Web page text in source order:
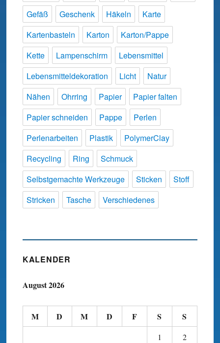
Gefäß
Geschenk Häkeln
Karte
Kartenbasteln
Karton
Karton/Pappe
Kette
Lampenschirm
Lebensmittel
Lebensmitteldekoration
Licht
Natur
Nähen
Ohrring Papier
Papier falten
Papier schneiden
Pappe
Perlen
Perlenarbeiten
Plastik
PolymerClay
Recycling
Ring
Schmuck
Selbstgemachte Werkzeuge
Sticken
Stoff
Stricken
Tasche Verschiedenes
KALENDER
August 2026
M D M D F S S
1
2